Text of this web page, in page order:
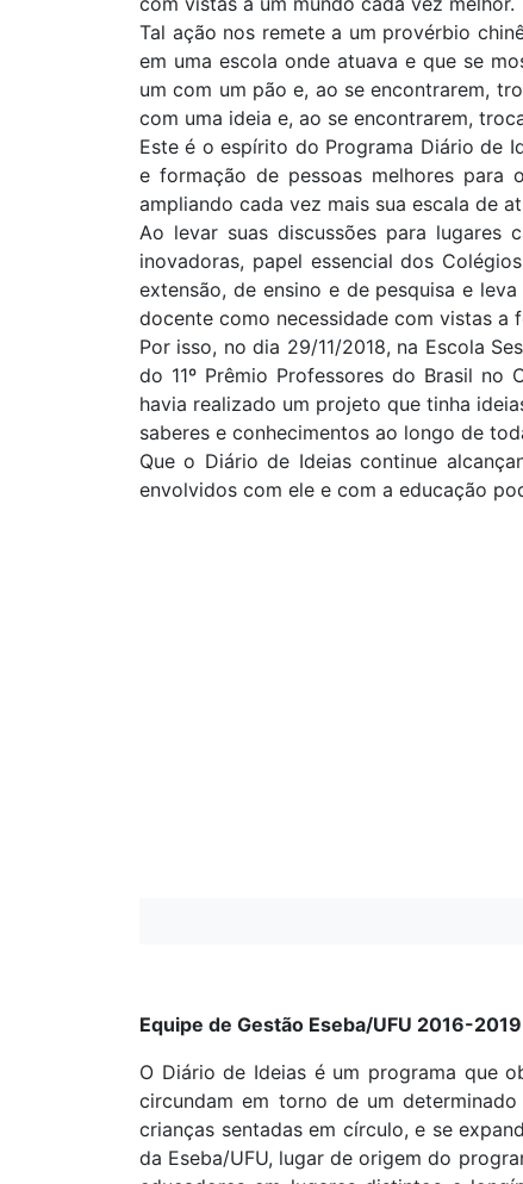
Tal ação nos remete a um provérbio
em uma escola onde atuava e que se
um com um pão e, ao se encontrarem,
com uma ideia e, ao se encontrarem,
Este é o espírito do Programa Diário de
e formação de pessoas melhores para
ampliando cada vez mais sua escala de
Ao levar suas discussões para lugares
inovadoras, papel essencial dos
extensão, de ensino e de pesquisa e
docente como necessidade com vistas a
Por isso, no dia 29/11/2018, na Escola
do 11º Prêmio Professores do Brasil no
havia realizado um projeto que tinha
saberes e conhecimentos ao longo de
Que o Diário de Ideias continue
envolvidos com ele e com a educação
Equipe de Gestão Eseba/UFU 2016-2019
O Diário de Ideias é um programa que
circundam em torno de um
crianças sentadas em círculo, e se
da Eseba/UFU, lugar de origem do